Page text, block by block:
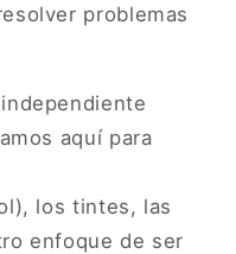
problemas
aquí para
los tintes, las
enfoque de ser